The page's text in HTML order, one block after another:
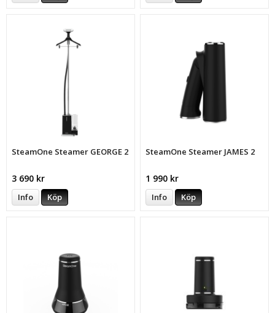
SteamOne Steamer GEORGE 2
3 690 kr
Info Köp
SteamOne Steamer JAMES 2
1 990 kr
Info Köp